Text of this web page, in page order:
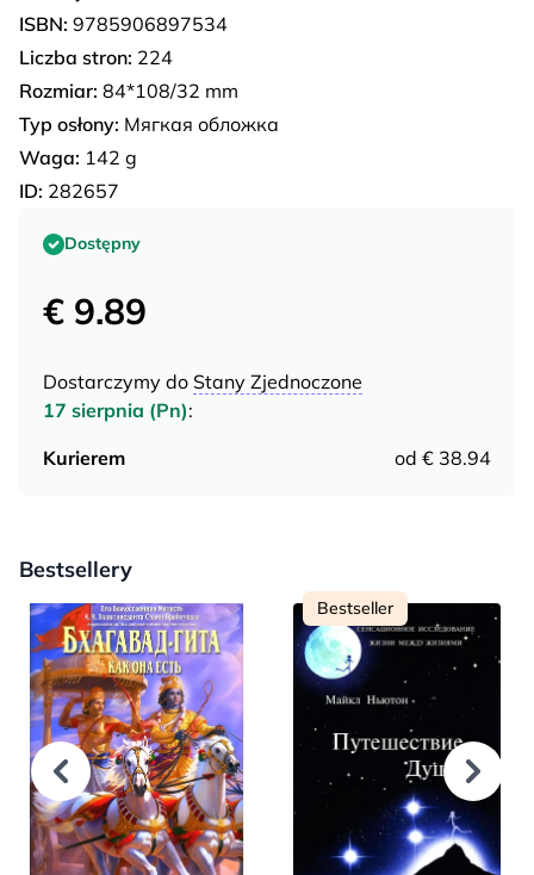
ISBN: 9785906897534
Liczba stron: 224
Rozmiar: 84*108/32 mm
Typ osłony: Мягкая обложка
Waga: 142 g
ID: 282657
Dostępny
€ 9.89
Dostarczymy do Stany Zjednoczone
17 sierpnia (Pn):
Kurierem
od € 38.94
Bestsellery
Bestseller